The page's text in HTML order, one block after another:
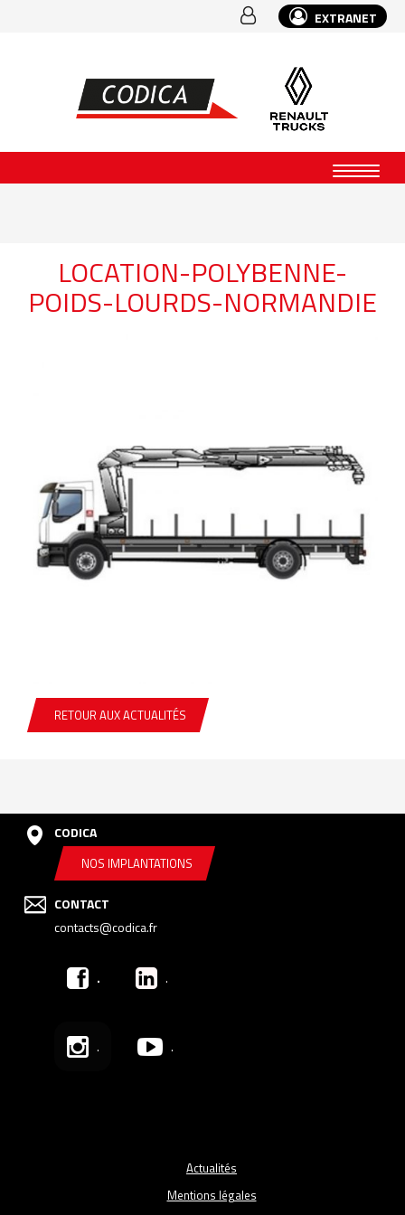
EXTRANET
LOCATION-POLYBENNE-
POIDS-LOURDS-NORMANDIE
RETOUR AUX ACTUALITÉS
CODICA
NOS IMPLANTATIONS
CONTACT
contacts@codica.fr
. .
. .
Actualités
Mentions légales